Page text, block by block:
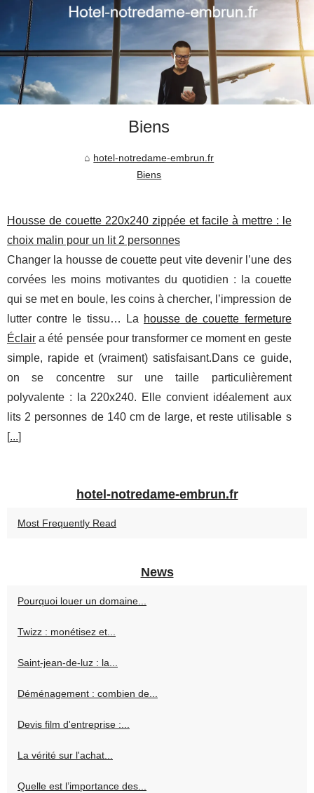
Biens
hotel-notredame-embrun.fr
Biens
Housse de couette 220x240 zippée et facile à mettre : le
choix malin pour un lit 2 personnes
Changer la housse de couette peut vite devenir l’une des
corvées les moins motivantes du quotidien : la couette
qui se met en boule, les coins à chercher, l’impression de
lutter contre le tissu… La housse de couette fermeture
Éclair a été pensée pour transformer ce moment en geste
simple, rapide et (vraiment) satisfaisant.Dans ce guide,
on se concentre sur une taille particulièrement
polyvalente : la 220x240. Elle convient idéalement aux
lits 2 personnes de 140 cm de large, et reste utilisable s
[...]
hotel-notredame-embrun.fr
Most Frequently Read
News
Pourquoi louer un domaine...
Twizz : monétisez et...
Saint-jean-de-luz : la...
Déménagement : combien de...
Devis film d'entreprise :...
La vérité sur l'achat...
Quelle est l’importance des...